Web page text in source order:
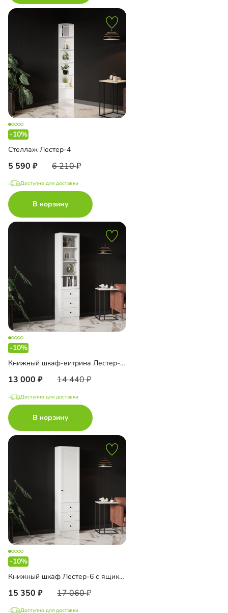
-10%
Стеллаж Лестер-4
5 590 6 210
Доступно для доставки
В корзину
-10%
Книжный шкаф-витрина Лестер-5 с ящиками
13 000 14 440
Доступно для доставки
В корзину
-10%
Книжный шкаф Лестер-6 с ящиками
15 350 17 060
Доступно для доставки